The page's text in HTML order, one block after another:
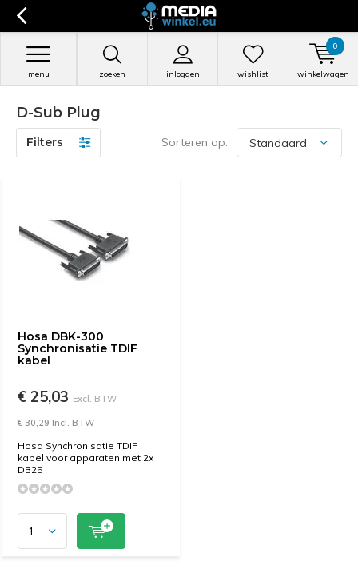
zoeken inloggen
menu wishlist winkelwagen
0
D-Sub Plug
Filters Sorteren op:
Hosa DBK-300
Synchronisatie TDIF
kabel
€ 25,03 Excl. BTW
€ 30,29 Incl. BTW
Hosa Synchronisatie TDIF
kabel voor apparaten met 2x
DB25